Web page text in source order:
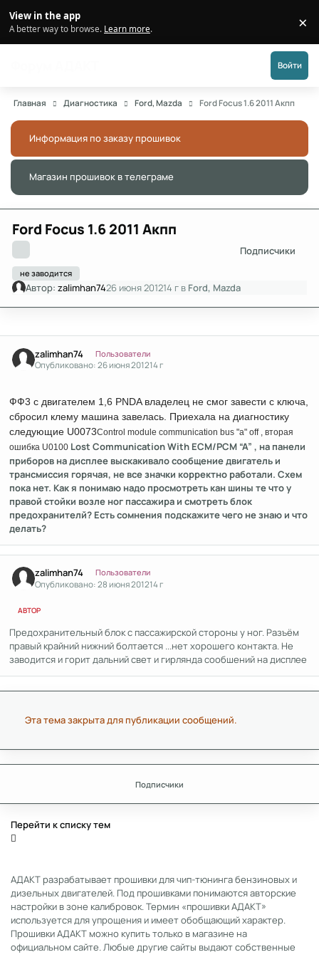
View in the app
A better way to browse. Learn more. ×
Войти
Главная Диагностика Ford, Mazda Ford Focus 1.6 2011 Акпп
Информация по заказу прошивок
Магазин прошивок в телеграме
Ford Focus 1.6 2011 Акпп
не заводится
Подписчики
Автор:zalimhan7426 июня 201214 г в Ford, Mazda
zalimhan74 Пользователи
Опубликовано:26 июня 201214 г
ФФ3 с двигателем 1,6 PNDA владелец не смог завести с ключа,
сбросил клему машина завелась. Приехала на диагностику
следующие U0073Control module communication bus "a" off , вторая
ошибка U0100 Lost Communication With ECM/PCM “A” , на панели
приборов на дисплее выскакивало сообщение двигатель и
трансмиссия горячая, не все значки корректно работали. Схем
пока нет. Как я понимаю надо просмотреть кан шины те что у
правой стойки возле ног пассажира и смотреть блок
предохранителй? Есть сомнения подскажите чего не знаю и что
делать?
zalimhan74 Пользователи
Опубликовано:28 июня 201214 г
АВТОР
Предохранительный блок с пассажирской стороны у ног. Разъём
правый крайний нижний болтается ...нет хорошего контакта. Не
заводится и горит дальний свет и гирлянда сообшений на дисплее
Эта тема закрыта для публикации сообщений.
Подписчики
Перейти к списку тем
АДАКТ разрабатывает прошивки для чип-тюнинга бензиновых и
дизельных двигателей. Под прошивками понимаются авторские
настройки в зоне калибровок. Термин «прошивки АДАКТ»
используется для упрощения и имеет обобщающий характер.
Прошивки АДАКТ можно купить только в магазине на
официальном сайте. Любые другие сайты выдают собственные